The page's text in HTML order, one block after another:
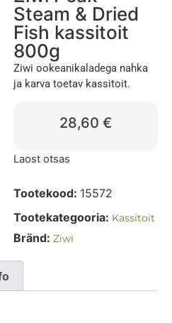
Steam & Dried
Fish kassitoit
800g
Ziwi ookeanikaladega nahka
ja karva toetav kassitoit.
28,60 €
Laost otsas
Tootekood: 15572
Tootekategooria: Kassitoit
Bränd: Ziwi